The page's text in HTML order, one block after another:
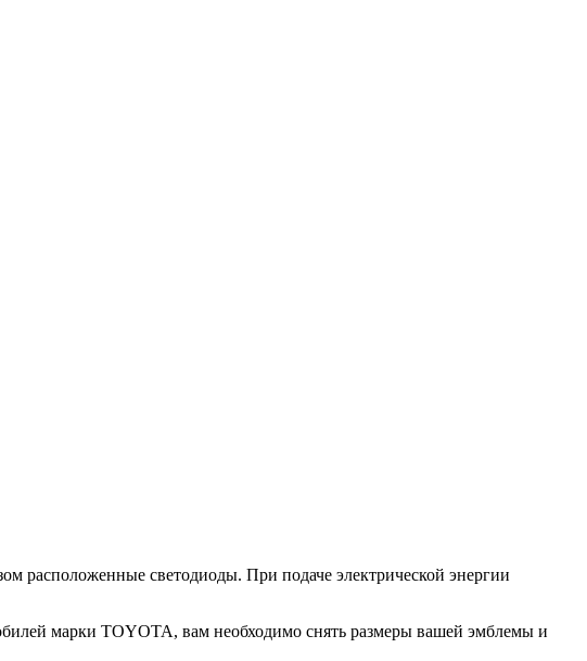
расположенные светодиоды. При подаче электрической энергии
марки TOYOTA, вам необходимо снять размеры вашей эмблемы и